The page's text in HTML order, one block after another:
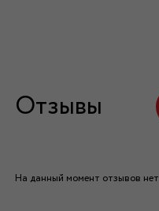
Отзывы
На данный момент отзывов нет